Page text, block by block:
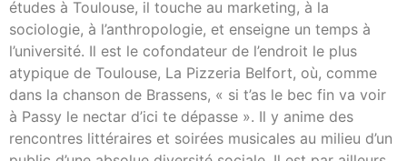
études à Toulouse, il touche au marketing, à la
sociologie, à l’anthropologie, et enseigne un temps à
l’université. Il est le cofondateur de l’endroit le plus
atypique de Toulouse, La Pizzeria Belfort, où, comme
dans la chanson de Brassens, « si t’as le bec fin va voir
à Passy le nectar d’ici te dépasse ». Il y anime des
rencontres littéraires et soirées musicales au milieu d’un